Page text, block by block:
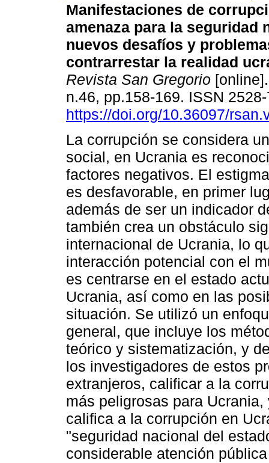
Manifestaciones de
amenaza para la seguridad
nuevos desafíos y
contrarrestar la realidad
Revista San Gregorio
n.46, pp.158-169. ISSN
https://doi.org/10.36097/
La corrupción se considera
social, en Ucrania es
factores negativos. El
es desfavorable, en primer
además de ser un indicador
también crea un obstáculo
internacional de Ucrania, lo
interacción potencial con el
es centrarse en el estado
Ucrania, así como en las
situación. Se utilizó un
general, que incluye los
teórico y sistematización, y
los investigadores de estos
extranjeros, calificar a la
más peligrosas para
califica a la corrupción en
"seguridad nacional del
considerable atención